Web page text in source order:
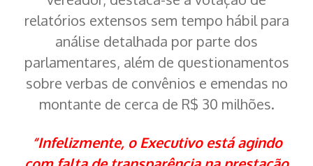
relatórios extensos sem tempo hábil para
análise detalhada por parte dos
parlamentares, além de questionamentos
sobre verbas de convênios e emendas no
montante de cerca de R$ 30 milhões.
“Infelizmente, o Executivo está agindo